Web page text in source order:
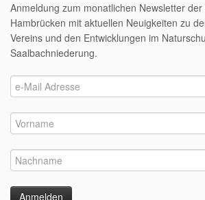
Anmeldung zum monatlichen Newsletter der
Hambrücken mit aktuellen Neuigkeiten zu
Vereins und den Entwicklungen im
Saalbachniederung.